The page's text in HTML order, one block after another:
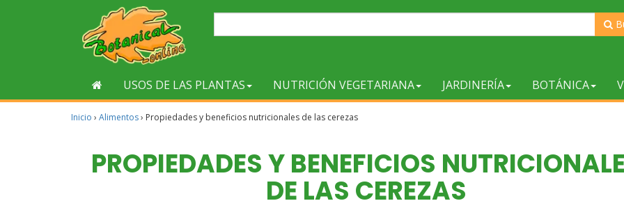
USOS DE LAS PLANTAS NUTRICIÓN VEGETARIANA JARDINERÍA BOTÁNICA
Inicio › Alimentos› Propiedades y beneficios nutricionales de las cerezas
PROPIEDADES Y BENEFICIOS
DE LAS CEREZAS